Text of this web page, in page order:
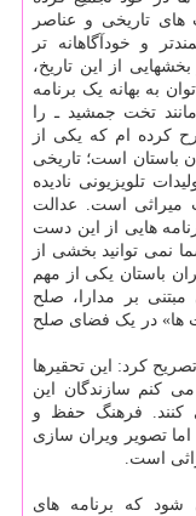
تاریخی و عناصر
و خودآگاهانه تر
از این تاریخ،
به بهانه یک برنامه
تخت جمشید ـ را
کرده ام که یکی از
باستان است؛ تاریخی
تلویزیونی نادیده
میراثی است. عدالت
هایی از این دست
نمی توانید بخشی از
باستان یکی از مهم
بر مدارا، صلح
ها» در یک فضای صلح
کرد: این تحقیرها
کنم سازندگان این
کنند. فرهنگ حفظ و
تصویر ویران سازی
است.
شود که برنامه های